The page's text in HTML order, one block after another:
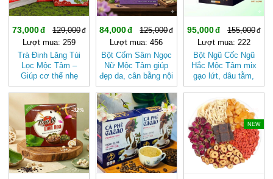
73,000
129,000
Lượt mua: 259
Trà Đinh Lăng Túi
Lọc Mộc Tâm –
Giúp cơ thể nhẹ
nhàng và tươi mát
84,000
125,000
Lượt mua: 456
Bột Cốm Sâm Ngọc
Nữ Mộc Tâm giúp
đẹp da, cân bằng nội
tiết tố nữ
95,000
155,000
Lượt mua: 222
Bột Ngũ Cốc Ngũ
Hắc Mộc Tâm mix
gạo lứt, dâu tằm,
hắc kỷ tử, mè đen,
đậu đen
-42% -45% -20%
NEW